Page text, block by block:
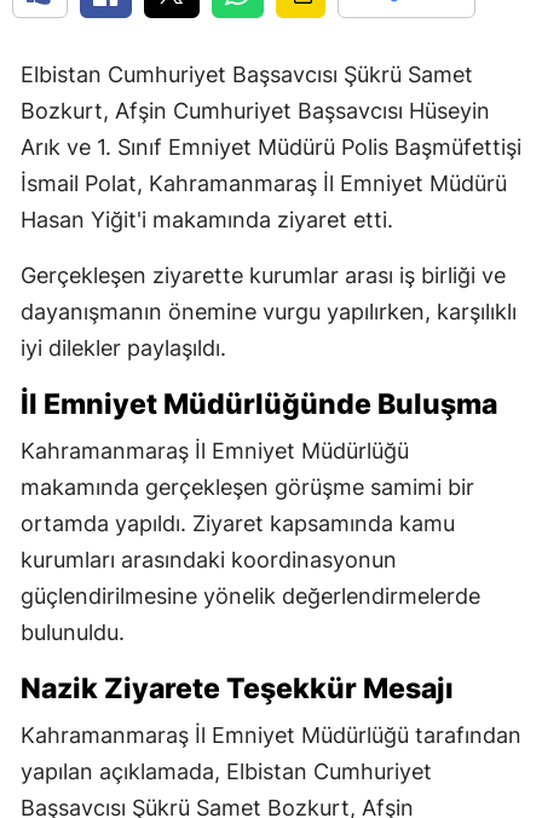
Elbistan Cumhuriyet Başsavcısı Şükrü Samet
Bozkurt, Afşin Cumhuriyet Başsavcısı Hüseyin
Arık ve 1. Sınıf Emniyet Müdürü Polis Başmüfettişi
İsmail Polat, Kahramanmaraş İl Emniyet Müdürü
Hasan Yiğit'i makamında ziyaret etti.
Gerçekleşen ziyarette kurumlar arası iş birliği ve
dayanışmanın önemine vurgu yapılırken, karşılıklı
iyi dilekler paylaşıldı.
İl Emniyet Müdürlüğünde Buluşma
Kahramanmaraş İl Emniyet Müdürlüğü
makamında gerçekleşen görüşme samimi bir
ortamda yapıldı. Ziyaret kapsamında kamu
kurumları arasındaki koordinasyonun
güçlendirilmesine yönelik değerlendirmelerde
bulunuldu.
Nazik Ziyarete Teşekkür Mesajı
Kahramanmaraş İl Emniyet Müdürlüğü tarafından
yapılan açıklamada, Elbistan Cumhuriyet
Başsavcısı Şükrü Samet Bozkurt, Afşin